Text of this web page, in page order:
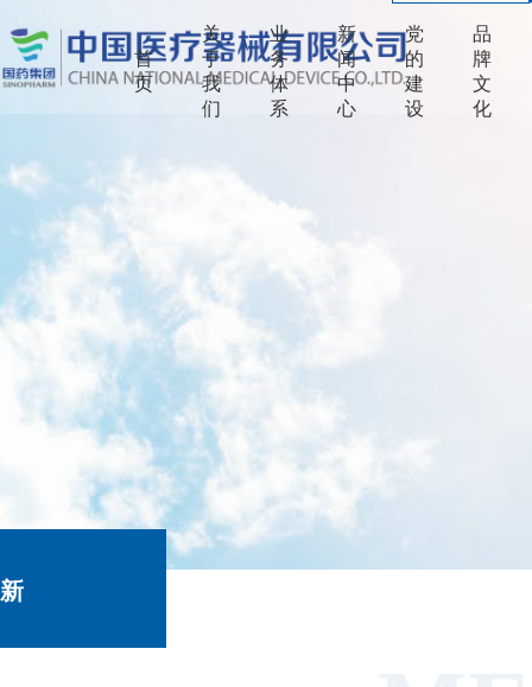
首
页
关
于
我
们
业
务
体
系
新
闻
中
心
党
的
建
设
品
牌
文
化
新